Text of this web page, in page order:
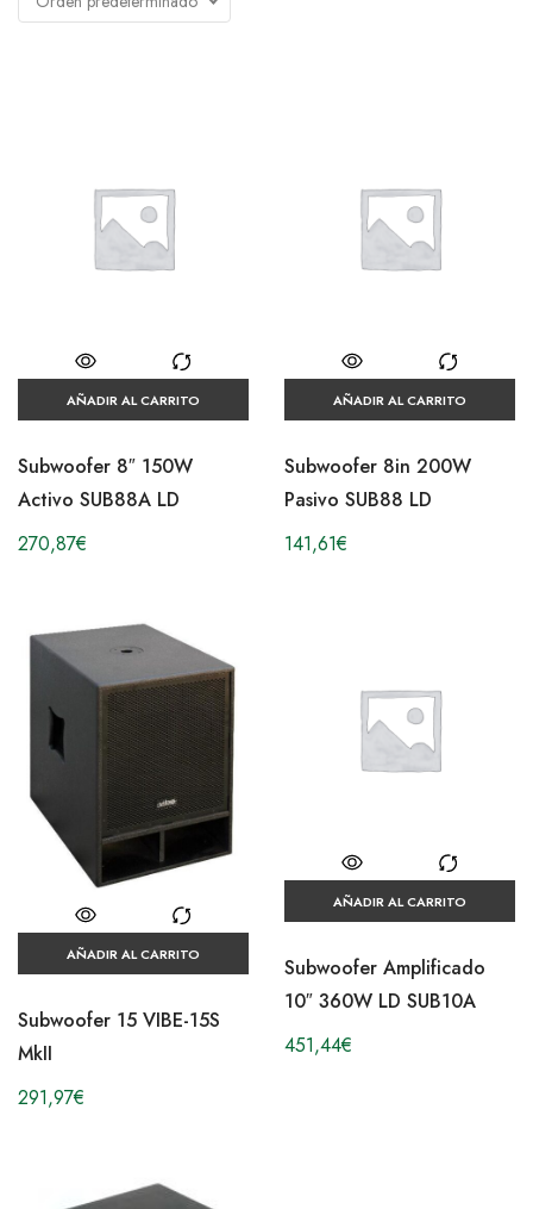
AÑADIR AL CARRITO
Subwoofer 8″ 150W
Activo SUB88A LD
270,87€
AÑADIR AL CARRITO
Subwoofer 8in 200W
Pasivo SUB88 LD
141,61€
AÑADIR AL CARRITO
Subwoofer 15 VIBE-15S
MkII
291,97€
AÑADIR AL CARRITO
Subwoofer Amplificado
10″ 360W LD SUB10A
451,44€